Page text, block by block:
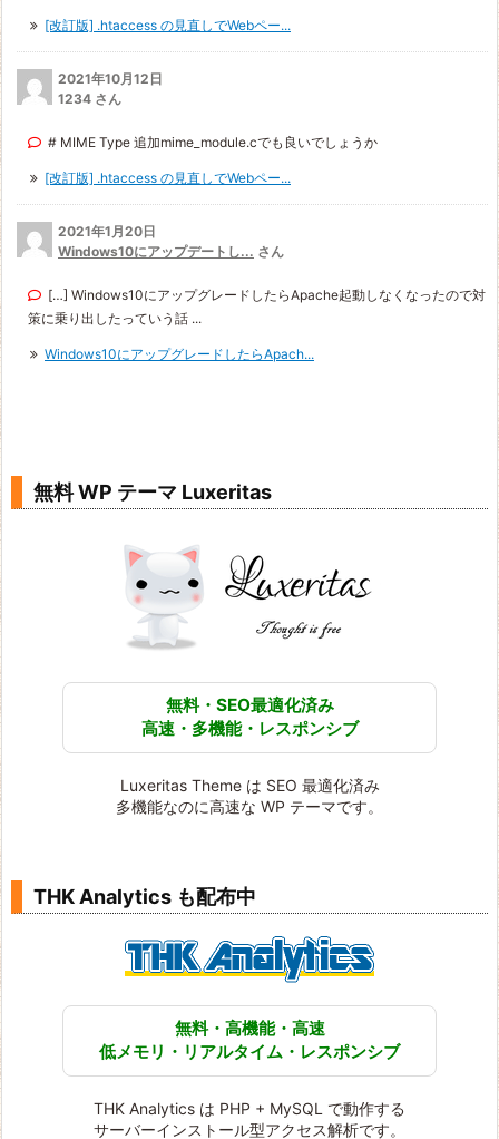
[改訂版] .htaccess の見直しでWebペー...
2021年10月12日
1234 さん
# MIME Type 追加mime_module.cでも良いでしょうか
[改訂版] .htaccess の見直しでWebペー...
2021年1月20日
Windows10にアップデートし... さん
[…] Windows10にアップグレードしたらApache起動しなくなったので対
策に乗り出したっていう話 ...
Windows10にアップグレードしたらApach...
無料 WP テーマ Luxeritas
無料・SEO最適化済み
高速・多機能・レスポンシブ
Luxeritas Theme は SEO 最適化済み
多機能なのに高速な WP テーマです。
THK Analytics も配布中
無料・高機能・高速
低メモリ・リアルタイム・レスポンシブ
THK Analytics は PHP + MySQL で動作する
サーバーインストール型アクセス解析です。